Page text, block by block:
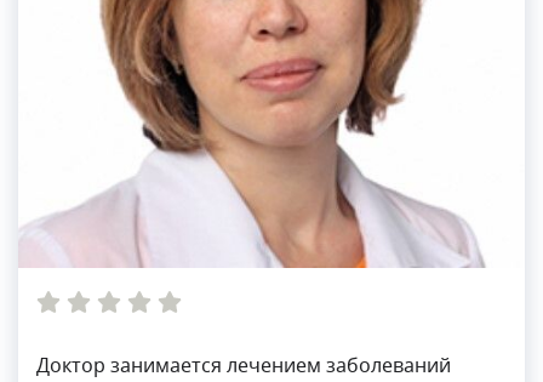
Доктор занимается лечением заболеваний